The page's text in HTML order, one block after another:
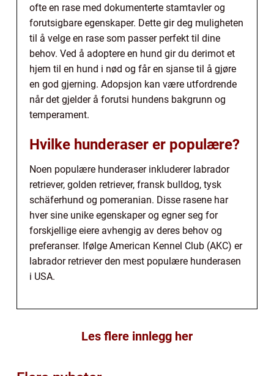
ofte en rase med dokumenterte stamtavler og
forutsigbare egenskaper. Dette gir deg muligheten
til å velge en rase som passer perfekt til dine
behov. Ved å adoptere en hund gir du derimot et
hjem til en hund i nød og får en sjanse til å gjøre
en god gjerning. Adopsjon kan være utfordrende
når det gjelder å forutsi hundens bakgrunn og
temperament.
Hvilke hunderaser er populære?
Noen populære hunderaser inkluderer labrador
retriever, golden retriever, fransk bulldog, tysk
schäferhund og pomeranian. Disse rasene har
hver sine unike egenskaper og egner seg for
forskjellige eiere avhengig av deres behov og
preferanser. Ifølge American Kennel Club (AKC) er
labrador retriever den mest populære hunderasen
i USA.
Les flere innlegg her